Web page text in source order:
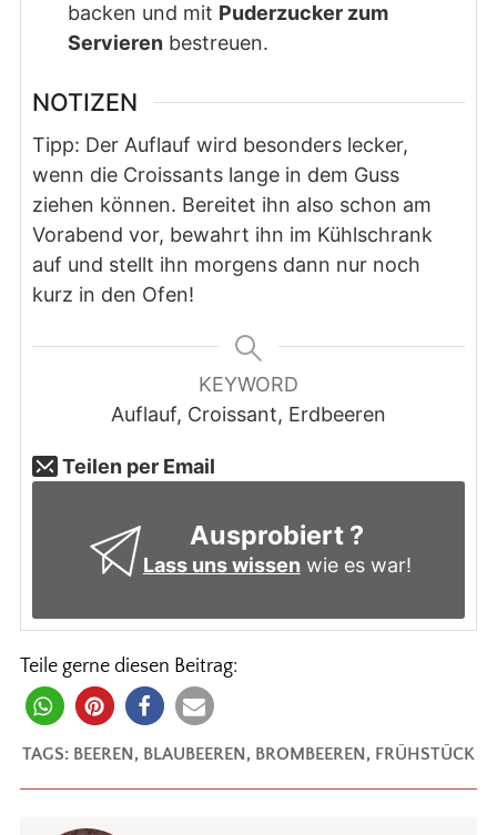
backen und mit Puderzucker zum
Servierenbestreuen.
NOTIZEN
Tipp: Der Auflauf wird besonders lecker,
wenn die Croissants lange in dem Guss
ziehen können. Bereitet ihn also schon am
Vorabend vor, bewahrt ihn im Kühlschrank
auf und stellt ihn morgens dann nur noch
kurz in den Ofen!
KEYWORD
Auflauf, Croissant, Erdbeeren
Teilen per Email
Ausprobiert ?
Lass uns wissen wie es war!
Teile gerne diesen Beitrag:
TAGS: BEEREN, BLAUBEEREN, BROMBEEREN, FRÜHSTÜCK